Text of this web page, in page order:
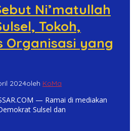
Ni’matullah
Tokoh,
Organisasi yang
2024oleh KoMa
— Ramai di mediakan
Sulsel dan